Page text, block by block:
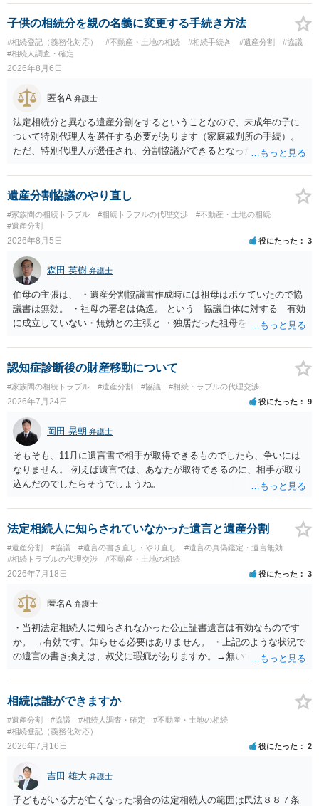
子供の相続分を親の名義に変更する手続き方法
#相続登記（義務化対応） #不動産・土地の相続 #相続手続き #遺産分割
#協議
#相続人調査・確定
2026年8月6日
匿名A 弁護士
法定相続分と異なる遺産分割をするということなので、未成年の子に
ついて特別代理人を選任する必要があります（家庭裁判所の手続）。
ただ、特別代理人が選任され、分割協議ができるとなったとしても、
の権利も守られなければならないからです。 相続財産全体で、未成年
者の権利が守られているかどうかを判断しなければなりません。 単
に、未成年者を今後養育するのは、自分だからという理由では、法定
相続分以上に多くの遺産を取得することができるというわけではあり
ません。
遺産分割協議のやり直し
#家族間の相続トラブル #相続トラブルの代理交渉
#不動産・土地の相続
#遺産分割
2026年8月5日 役にたった 3
森田 英樹 弁護士
伯母の主張は、 ・遺産分割協議書作成時には祖母はボケていたので協
議書は無効。 ・祖母の署名は偽造。 という 協議自体に対する 有効
に成立していない・無効との主張と ・独居だった祖母を引き取り、家
たが父が祖母を自宅に引き取った後、家の売却前に入院してそのまま
亡くなったので、騙された という 協議自体の成立を認めたうえで
債務不履行・詐欺という主張 の大きく２つの主張があるようですが い
ずれの主張も伯母が主張とともに立証する必要があり 立証は困難な
ケースと思われます。伯母の主張は矛盾・抵触する可能性があります
ので 伯母の出方を見ながら対応するのが良いでしょう。 伯母からの
追及で対応に苦慮されているのであれば 弁護士に相談されるのがよ
いです。
認知症診断後の財産移動について
#家族間の相続トラブル #遺産分割 #協議 #相続トラブルの代理交渉
2026年7月24日 役にたった 9
岡田 晃朝 弁護士
そもそも、11月に遺言書で相手が取得できるものでしたら、争いには
なりません。 例えば遺言では、あなたが取得できるのに、相手が取り
込んだのでしたらそうでしょうね。
法定相続人に知らされていなかった遺言と遺産分割
#遺産分割 #協議 #遺言の書き直し・やり直し
#遺言の真偽鑑定・遺言無効
#相続トラブルの代理交渉
#不動産・土地の相続
2026年7月18日 役にたった 3
匿名A 弁護士
・当初法定相続人に知らされなかった公正証書遺言は有効なものです
か。 →有効です。知らせる必要はありません。 ・上記のような状況で
の遺言の書き換えは、叔父に瑕疵がありますか。→無いです。 ・分割
ますか。 →本人が自由に決められますので、どこが妥当とは言えない
です。客観的な基準もありません。 ・できれば穏やかに、分割を拒否
することはできますか。 →分割を拒否するということは、遺産はいら
ないということでしょうか。遺言で、受取を指定されててもいらない
と拒否することはできます。理由を説明する必要はありません。
相続は誰ができますか
#遺産分割 #協議 #相続人調査・確定
#不動産・土地の相続
#相続登記（義務化対応）
2026年7月16日 役にたった 2
吉田 雄大 弁護士
子どもがいる方が亡くなった場合の法定相続人の範囲は民法８８７条